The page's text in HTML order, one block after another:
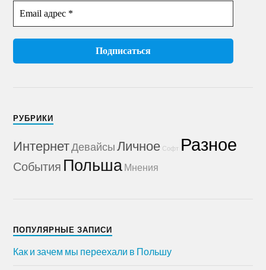
РУБРИКИ
ИнтернетДевайсыЛичное Софт Разное
События Польша Мнения
ПОПУЛЯРНЫЕ ЗАПИСИ
Как и зачем мы переехали в Польшу